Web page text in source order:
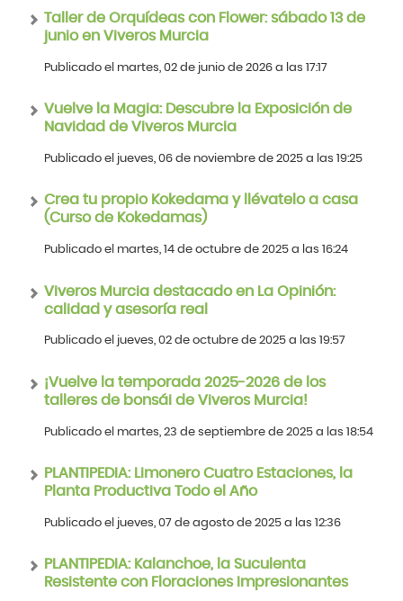
Taller de Orquídeas con Flower: sábado 13 de
junio en Viveros Murcia
Publicado el martes, 02 de junio de 2026 a las 17:17
Vuelve la Magia: Descubre la Exposición de
Navidad de Viveros Murcia
Publicado el jueves, 06 de noviembre de 2025 a las 19:25
Crea tu propio Kokedama y llévatelo a casa
(Curso de Kokedamas)
Publicado el martes, 14 de octubre de 2025 a las 16:24
Viveros Murcia destacado en La Opinión:
calidad y asesoría real
Publicado el jueves, 02 de octubre de 2025 a las 19:57
¡Vuelve la temporada 2025-2026 de los
talleres de bonsái de Viveros Murcia!
Publicado el martes, 23 de septiembre de 2025 a las 18:54
PLANTIPEDIA: Limonero Cuatro Estaciones, la
Planta Productiva Todo el Año
Publicado el jueves, 07 de agosto de 2025 a las 12:36
PLANTIPEDIA: Kalanchoe, la Suculenta
Resistente con Floraciones Impresionantes